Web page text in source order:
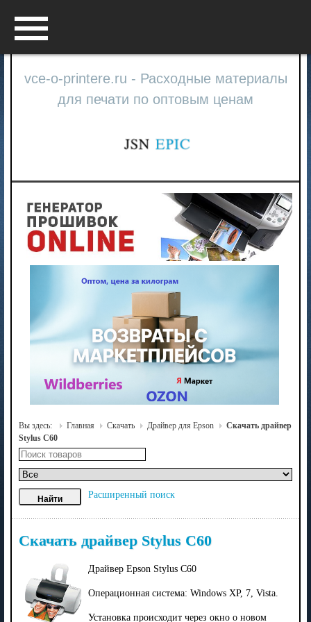
vce-o-printere.ru - Расходные материалы
для печати по оптовым ценам
Вы здесь: Главная Скачать Драйвер для Epson
Скачать драйвер
Stylus C60
Расширенный поиск
Скачать драйвер Stylus C60
Драйвер Epson Stylus C60
Операционная система: Windows XP, 7, Vista.
Установка происходит через окно о новом